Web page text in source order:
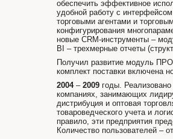
обеспечить эффективное
удобной работу с
торговыми агентами и
конфигурирования
новые CRM-инструменты –
BI – трехмерные отчеты
Получил развитие модуль
комплект поставки
2004– 2009 годы.
компаниях, занимающих
дистрибуция и оптовая
товароведческого учета и
правило, эти предприятия
Количество пользователей –